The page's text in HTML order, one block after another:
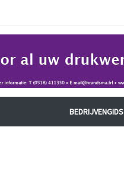
BEDRIJVENGIDS